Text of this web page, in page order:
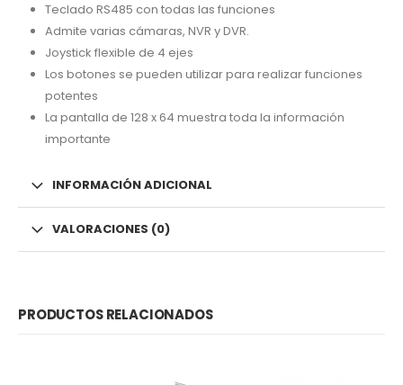
Teclado RS485 con todas las funciones
Admite varias cámaras, NVR y DVR.
Joystick flexible de 4 ejes
Los botones se pueden utilizar para realizar funciones
potentes
La pantalla de 128 x 64 muestra toda la información
importante
INFORMACIÓN ADICIONAL
VALORACIONES (0)
PRODUCTOS RELACIONADOS